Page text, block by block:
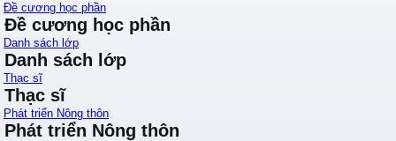
Đề cương học phần
Đề cương học phần
Danh sách lớp
Danh sách lớp
Thạc sĩ
Thạc sĩ
Phát triển Nông thôn
Phát triển Nông thôn